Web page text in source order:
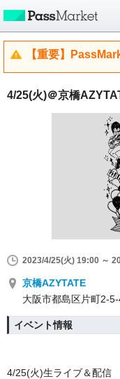
【重要】
4/25(火)＠京橋
2023/4/25(火) 19:00 ～
京橋AZYTATE
大阪市都島区片町2-
イベント情報
4/25(火)生ライブ＆配信